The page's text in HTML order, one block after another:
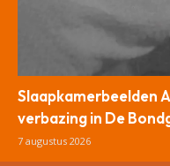
Slaapkamerbeelden
verbazing in De
7 augustus 2026